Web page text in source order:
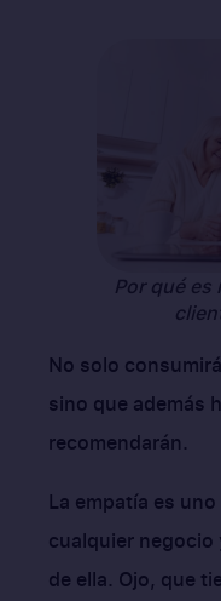
Por qué
No solo
sino que además
recomendarán.
La empatía es
cualquier negocio
de ella. Ojo, que